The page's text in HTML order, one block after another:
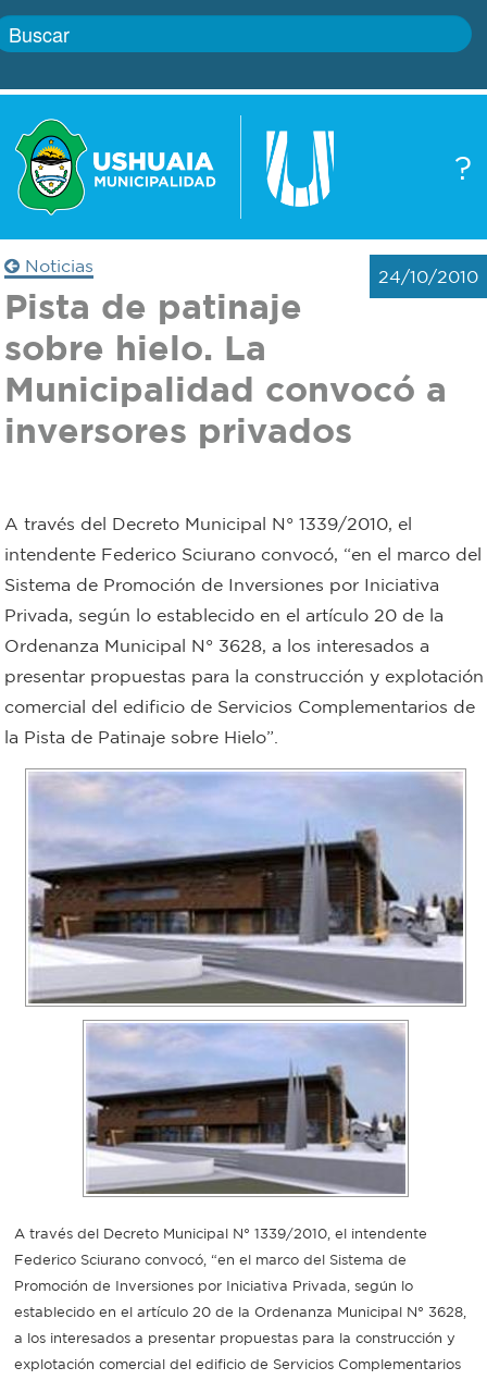
?
Boletín
Defensa
civil
Bromatología
Rentas
Municipal
Mi
bondi
Boleto
estudiantil
Recorrido
colectivos
Recarga
SUBE
Gobierno
Trámites
Transparencia
Actualidad
Personal
municipal
Noticias
24/10/2010
Pista de patinaje
sobre hielo. La
Municipalidad convocó a
inversores privados
A través del Decreto Municipal N° 1339/2010, el
intendente Federico Sciurano convocó, “en el marco del
Sistema de Promoción de Inversiones por Iniciativa
Privada, según lo establecido en el artículo 20 de la
Ordenanza Municipal N° 3628, a los interesados a
presentar propuestas para la construcción y explotación
comercial del edificio de Servicios Complementarios de
la Pista de Patinaje sobre Hielo”.
A través del Decreto Municipal N° 1339/2010, el intendente
Federico Sciurano convocó, “en el marco del Sistema de
Promoción de Inversiones por Iniciativa Privada, según lo
establecido en el artículo 20 de la Ordenanza Municipal N° 3628,
a los interesados a presentar propuestas para la construcción y
explotación comercial del edificio de Servicios Complementarios